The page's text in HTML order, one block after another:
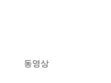
동영상